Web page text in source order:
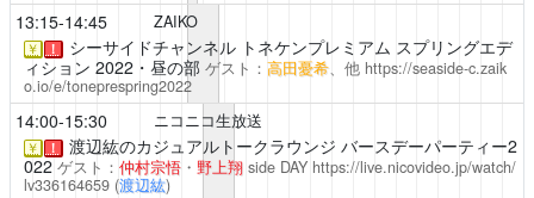
13:15-14:45 ZAIKO
￥ ！ シーサイドチャンネルトネケンプレミアム スプリングエデ
ィション 2022・昼の部 ゲスト： 高田憂希、他 https://seaside-c.zaik
o.io/e/toneprespring2022
14:00-15:30 ニコニコ生放送
￥ ！ 渡辺紘のカジュアルトークラウンジ バースデーパーティー2
022 ゲスト： 仲村宗悟・ 野上翔 side DAY https://live.nicovideo.jp/watch/
lv336164659 (渡辺紘)